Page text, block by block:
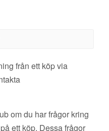
från ett köp via
om du har frågor kring
ett köp. Dessa frågor